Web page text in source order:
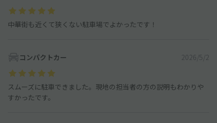
中華街も近くて狭くない駐車場でよかったです！
コンパクトカー 2026/5/2
スムーズに駐車できました。現地の担当者の方の説明もわかりや
すかったです。